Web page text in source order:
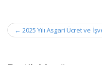
Post
navigation
← 2025 Yılı Asgari Ücret ve